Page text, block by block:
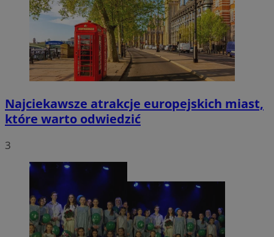
Najciekawsze atrakcje europejskich miast,
które warto odwiedzić
3